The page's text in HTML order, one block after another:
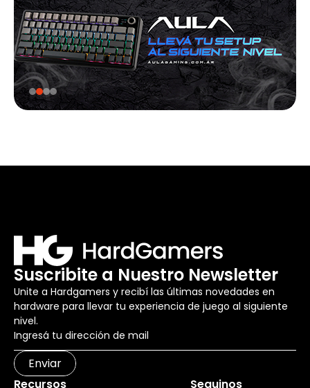
Suscribite a Nuestro Newsletter
Unite a Hardgamers y recibí las últimas novedades en
hardware para llevar tu experiencia de juego al siguiente
nivel.
Enviar
Recursos
Seguinos